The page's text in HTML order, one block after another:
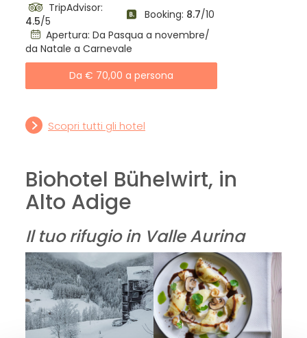
TripAdvisor:
4.5/5 Booking: 8.7/10
Apertura: Da Pasqua a novembre/
da Natale a Carnevale
Da € 70,00 a persona
Scopri tutti gli hotel
Biohotel Bühelwirt, in
Alto Adige
Il tuo rifugio in Valle Aurina